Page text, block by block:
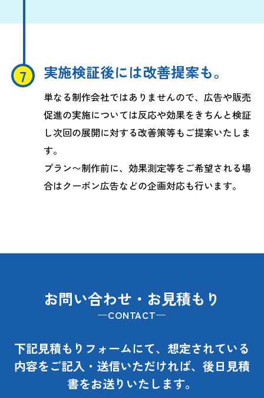
実施検証後には改善提案も。
単なる制作会社ではありませんので、広告や販売
促進の実施については反応や効果をきちんと検証
し次回の展開に対する改善策等もご提案いたしま
す。
プラン〜制作前に、効果測定等をご希望される場
合はクーポン広告などの企画対応も行います。
お問い合わせ・お見積もり
CONTACT
下記見積もりフォームにて、想定されている
内容をご記入・送信いただければ、 後日見積
書をお送りいたします。